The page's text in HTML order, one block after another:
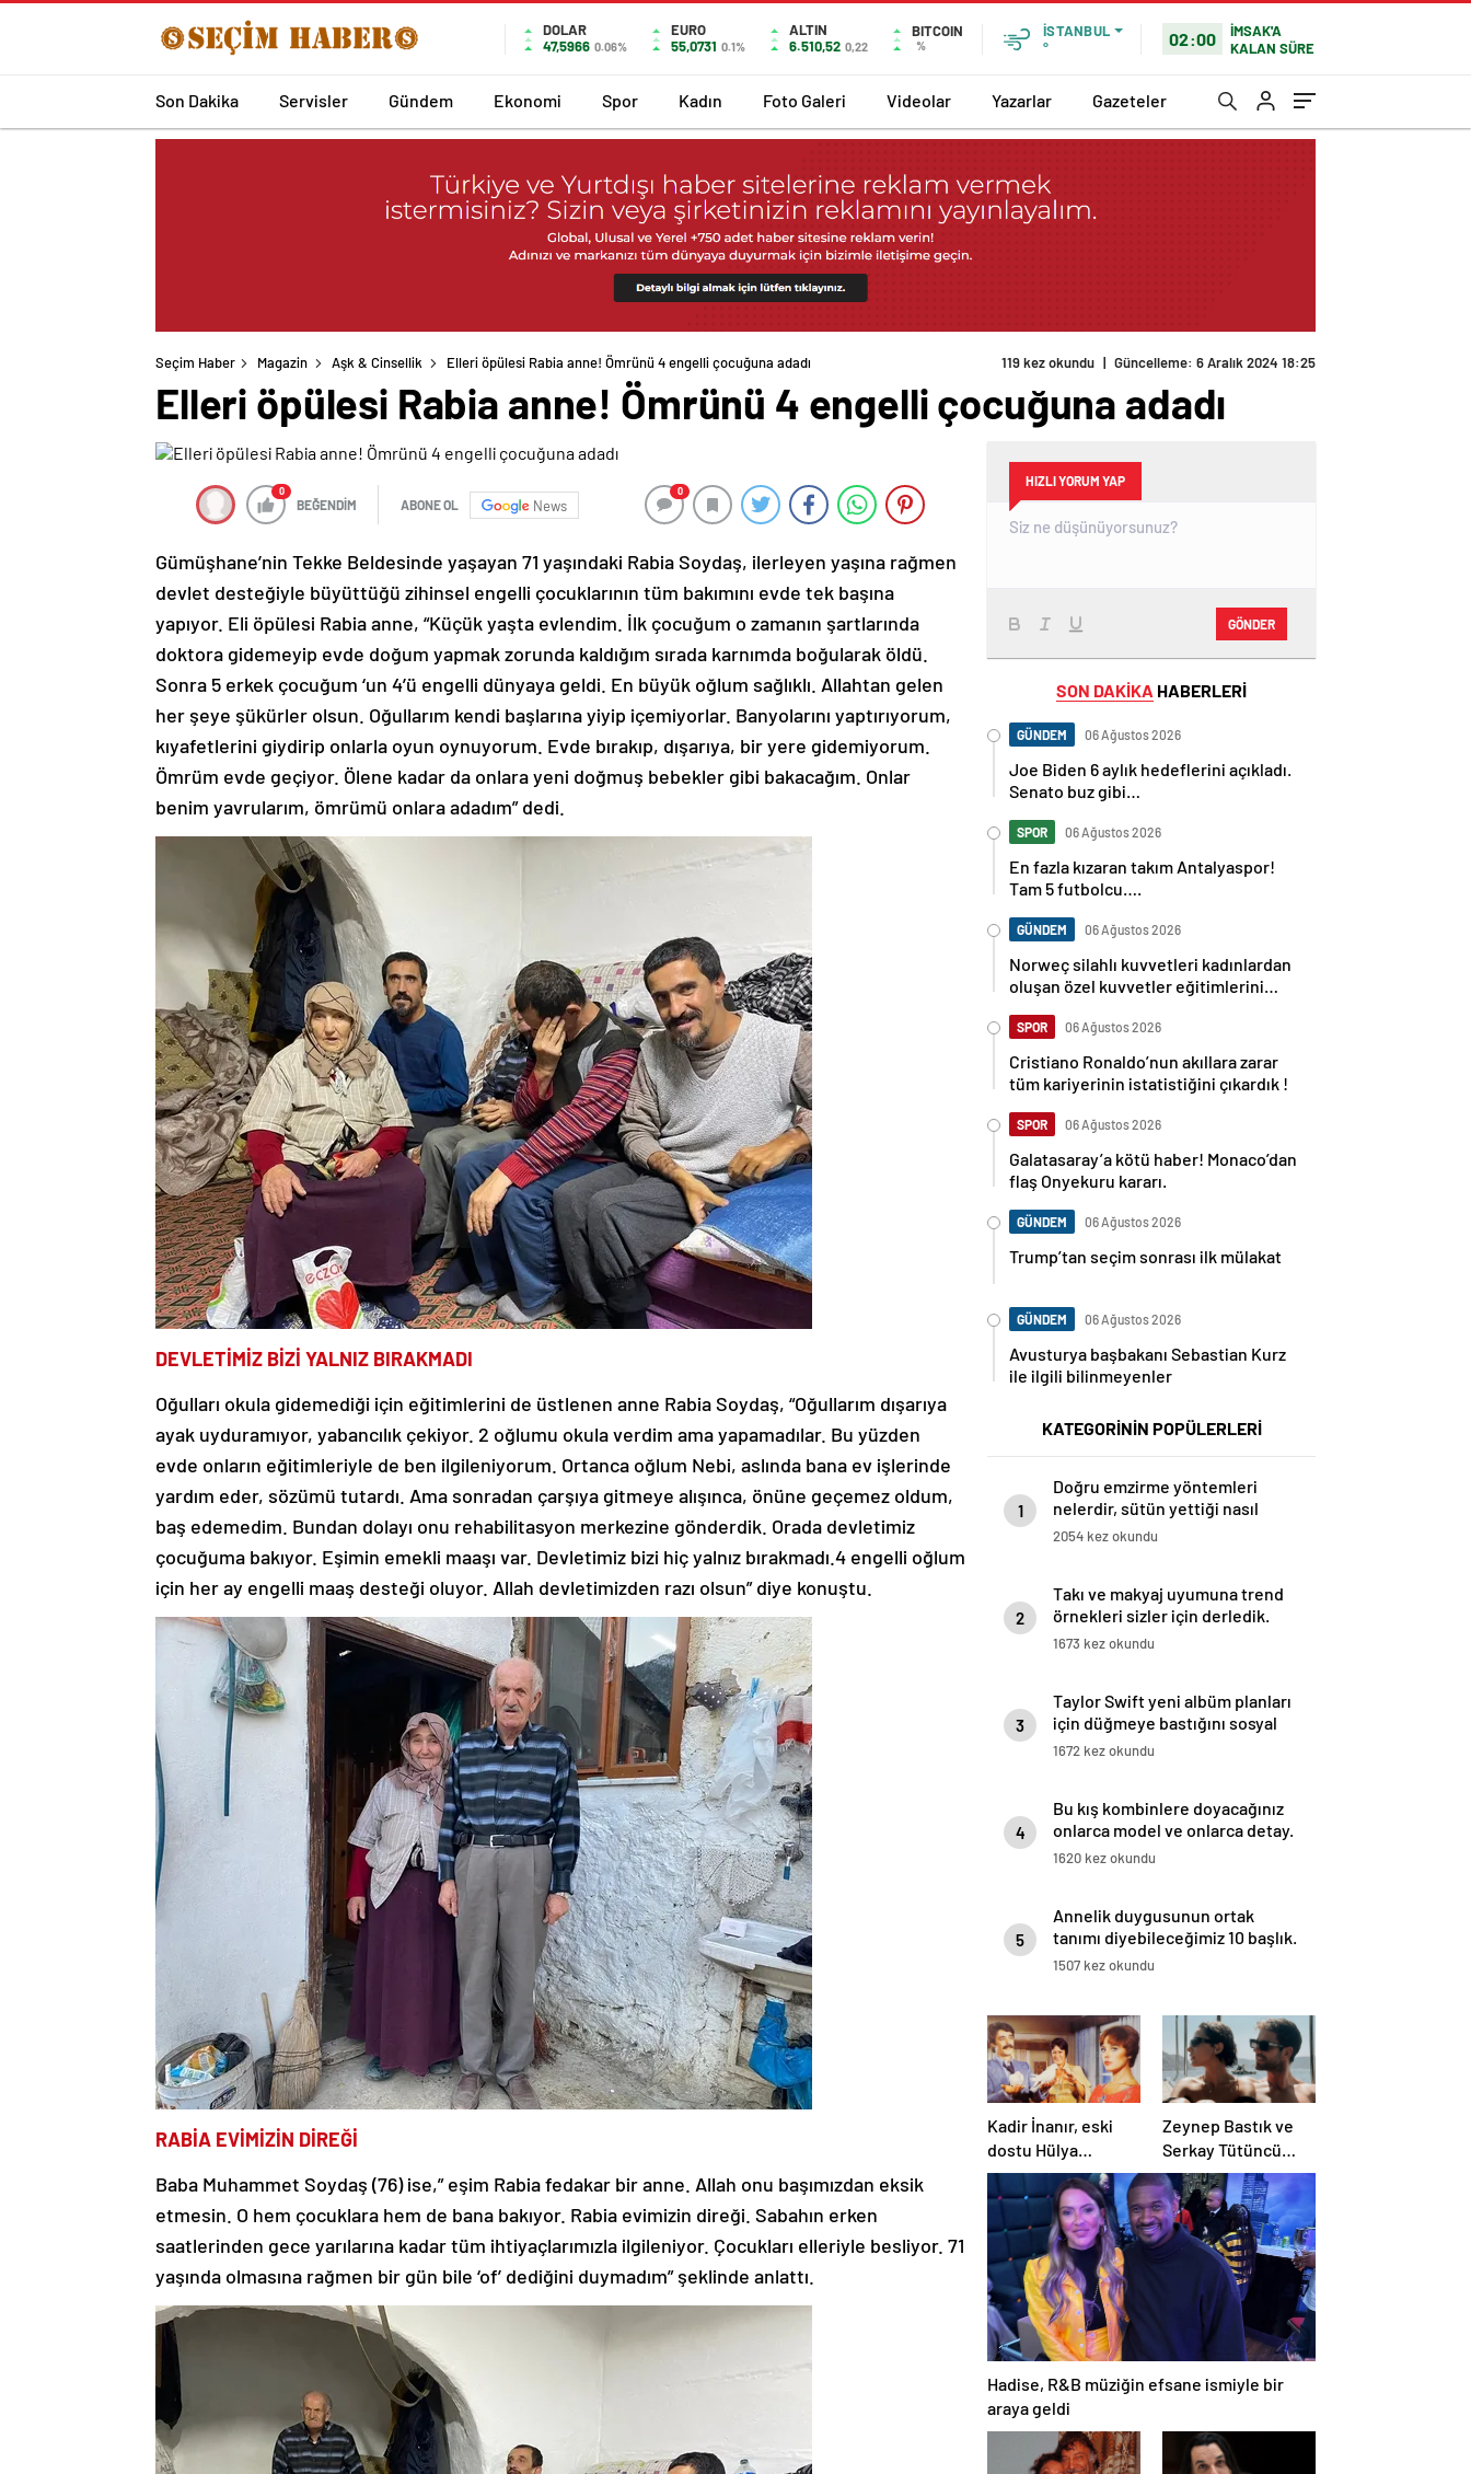
DOLAR
47,5966 0.06%
EURO
55,0731 0.1%
ALTIN
6.510,52 0,22
BITCOIN
%
İSTANBUL
°
02:00
İMSAK'A
KALAN SÜRE
Son Dakika Servisler Gündem Ekonomi Spor Kadın Foto Galeri Videolar Yazarlar Gazeteler
Seçim Haber Magazin Aşk & Cinsellik Elleri öpülesi Rabia anne! Ömrünü 4 engelli çocuğuna adadı 119 kez okundu | Güncelleme: 6 Aralık 2024 18:25
Elleri öpülesi Rabia anne! Ömrünü 4 engelli çocuğuna adadı
0
BEĞENDİM ABONE OL News
0
Gümüşhane’nin Tekke Beldesinde yaşayan 71 yaşındaki Rabia Soydaş, ilerleyen yaşına rağmen
devlet desteğiyle büyüttüğü zihinsel engelli çocuklarının tüm bakımını evde tek başına
yapıyor. Eli öpülesi Rabia anne, “Küçük yaşta evlendim. İlk çocuğum o zamanın şartlarında
doktora gidemeyip evde doğum yapmak zorunda kaldığım sırada karnımda boğularak öldü.
Sonra 5 erkek çocuğum ‘un 4’ü engelli dünyaya geldi. En büyük oğlum sağlıklı. Allahtan gelen
her şeye şükürler olsun. Oğullarım kendi başlarına yiyip içemiyorlar. Banyolarını yaptırıyorum,
kıyafetlerini giydirip onlarla oyun oynuyorum. Evde bırakıp, dışarıya, bir yere gidemiyorum.
Ömrüm evde geçiyor. Ölene kadar da onlara yeni doğmuş bebekler gibi bakacağım. Onlar
benim yavrularım, ömrümü onlara adadım” dedi.
DEVLETİMİZ BİZİ YALNIZ BIRAKMADI
Oğulları okula gidemediği için eğitimlerini de üstlenen anne Rabia Soydaş, “Oğullarım dışarıya
ayak uyduramıyor, yabancılık çekiyor. 2 oğlumu okula verdim ama yapamadılar. Bu yüzden
evde onların eğitimleriyle de ben ilgileniyorum. Ortanca oğlum Nebi, aslında bana ev işlerinde
yardım eder, sözümü tutardı. Ama sonradan çarşıya gitmeye alışınca, önüne geçemez oldum,
baş edemedim. Bundan dolayı onu rehabilitasyon merkezine gönderdik. Orada devletimiz
çocuğuma bakıyor. Eşimin emekli maaşı var. Devletimiz bizi hiç yalnız bırakmadı.4 engelli oğlum
için her ay engelli maaş desteği oluyor. Allah devletimizden razı olsun” diye konuştu.
RABİA EVİMİZİN DİREĞİ
Baba Muhammet Soydaş (76) ise,” eşim Rabia fedakar bir anne. Allah onu başımızdan eksik
etmesin. O hem çocuklara hem de bana bakıyor. Rabia evimizin direği. Sabahın erken
saatlerinden gece yarılarına kadar tüm ihtiyaçlarımızla ilgileniyor. Çocukları elleriyle besliyor. 71
yaşında olmasına rağmen bir gün bile ‘of’ dediğini duymadım” şeklinde anlattı.
HIZLI YORUM YAP
GÖNDER
SON DAKİKA HABERLERİ
GÜNDEM 06 Ağustos 2026
Joe Biden 6 aylık hedeflerini açıkladı.
Senato buz gibi…
SPOR 06 Ağustos 2026
En fazla kızaran takım Antalyaspor!
Tam 5 futbolcu….
GÜNDEM 06 Ağustos 2026
Norweç silahlı kuvvetleri kadınlardan
oluşan özel kuvvetler eğitimlerini
SPOR 06 Ağustos 2026
Cristiano Ronaldo’nun akıllara zarar
tüm kariyerinin istatistiğini çıkardık !
SPOR 06 Ağustos 2026
Galatasaray’a kötü haber! Monaco’dan
flaş Onyekuru kararı.
GÜNDEM 06 Ağustos 2026
Trump’tan seçim sonrası ilk mülakat
GÜNDEM 06 Ağustos 2026
Avusturya başbakanı Sebastian Kurz
ile ilgili bilinmeyenler
KATEGORİNİN POPÜLERLERİ
1
Doğru emzirme yöntemleri
nelerdir, sütün yettiği nasıl
anlaşılır?
2054 kez okundu
2
Takı ve makyaj uyumuna trend
örnekleri sizler için derledik.
1673 kez okundu
3
Taylor Swift yeni albüm planları
için düğmeye bastığını sosyal
medyadan duyurdu!
1672 kez okundu
4
Bu kış kombinlere doyacağınız
onlarca model ve onlarca detay.
1620 kez okundu
5
Annelik duygusunun ortak
tanımı diyebileceğimiz 10 başlık.
1507 kez okundu
Kadir İnanır, eski
dostu Hülya
Koçyiğit’e dava açtı
Zeynep Bastık ve
Serkay Tütüncü
ilişkilerinin 1. yılını
kutladı
Hadise, R&B müziğin efsane ismiyle bir
araya geldi